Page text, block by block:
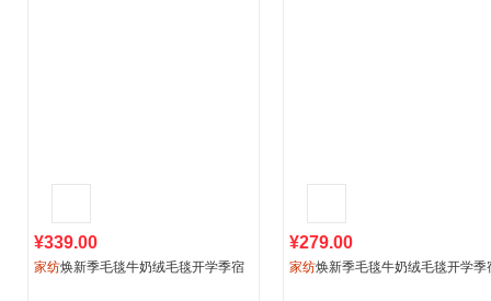
¥339.00
家纺焕新季毛毯牛奶绒毛毯开学季宿
¥279.00
家纺焕新季毛毯牛奶绒毛毯开学季